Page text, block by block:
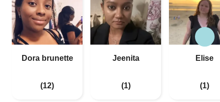
Dora brunette
(12)
Jeenita
(1)
Elise
(1)